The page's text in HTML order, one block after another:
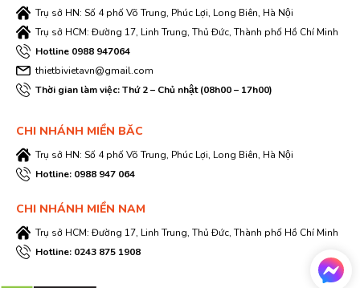
Trụ sở HN: Số 4 phố Võ Trung, Phúc Lợi, Long Biên, Hà Nội
Trụ sở HCM: Đường 17, Linh Trung, Thủ Đức, Thành phố Hồ Chí Minh
Hotline 0988 947064
thietbivietavn@gmail.com
Thời gian làm việc: Thứ 2 – Chủ nhật (08h00 – 17h00)
CHI NHÁNH MIỀN BĂC
Trụ sở HN: Số 4 phố Võ Trung, Phúc Lợi, Long Biên, Hà Nội
Hotline: 0988 947 064
CHI NHÁNH MIỀN NAM
Trụ sở HCM: Đường 17, Linh Trung, Thủ Đức, Thành phố Hồ Chí Minh
Hotline: 0243 875 1908